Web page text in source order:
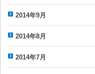
2014年9月
2014年8月
2014年7月